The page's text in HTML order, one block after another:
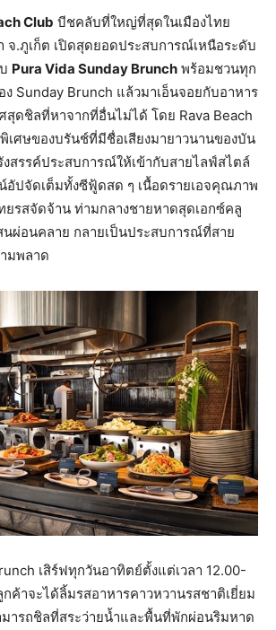
Club บีชคลับที่ใหญ่ที่สุดในเมืองไทย
จ.ภูเก็ต เปิดสุดยอดประสบการณ์เหนือระดับ
Pura Vida Sunday Brunch พร้อมชวนทุก
Sunday Brunch แล้วมาเอ็นจอยกับอาหาร
สุดชิลที่หาจากที่อื่นไม่ได้ โดย Rava Beach
เศษของบรันช์ที่มีชื่อเสียงมายาวนานของบัน
สรรค์ประสบการณ์ให้เข้ากับสายไลฟ์สไตล์
อัปจัดเต็มทั้งซีฟู้ดสด ๆ เนื้อดรายเอจคุณภาพ
ยรสจัดจ้าน ท่ามกลางชายหาดสุดเอกซ์คลู
ผ่อนคลาย กลายเป็นประสบการณ์ที่สาย
มพลาด
เสิร์ฟทุกวันอาทิตย์ตั้งแต่เวลา 12.00-
ค้าจะได้ลิ้มรสอาหารคาวหวานรสชาติเยี่ยม
มารถชิลที่สระว่ายน้ำและพื้นที่พักผ่อนริมหาด